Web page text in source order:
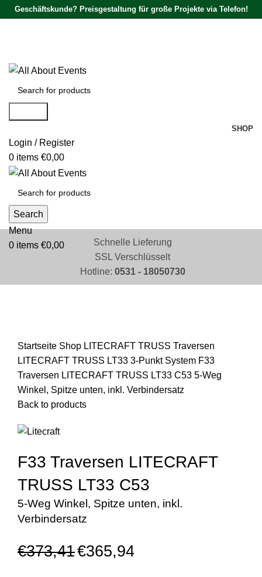
Geschäftskunde? Preisgestaltung für große Projekte via Telefon!
SHOP
Login / Register
0 items €0,00
Search
Menu
0 items €0,00
Schnelle Lieferung
SSL Verschlüsselt
Hotline: 0531 - 18050730
Startseite Shop LITECRAFT TRUSS Traversen
LITECRAFT TRUSS LT33 3-Punkt System F33
Traversen LITECRAFT TRUSS LT33 C53 5-Weg
Winkel, Spitze unten, inkl. Verbindersatz
Back to products
F33 Traversen LITECRAFT
TRUSS LT33 C53
5-Weg Winkel, Spitze unten, inkl.
Verbindersatz
€373,41€365,94